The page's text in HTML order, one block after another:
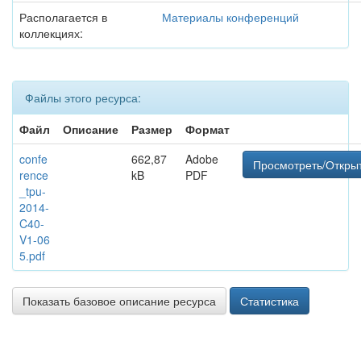
Располагается в
коллекциях:
Материалы конференций
Файлы этого ресурса:
Файл
Описание Размер
Формат
confe
rence
_tpu-
2014-
C40-
V1-06
5.pdf
662,87
kB
Adobe
PDF
Просмотреть/
Показать базовое описание ресурса Статистика